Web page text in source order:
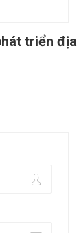
triển địa